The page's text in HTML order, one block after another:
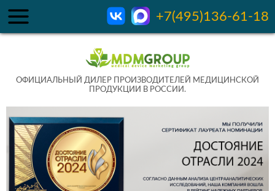
+7(495)136-61-18
ОФИЦИАЛЬНЫЙ ДИЛЕР ПРОИЗВОДИТЕЛЕЙ МЕДИЦИНСКОЙ
ПРОДУКЦИИ В РОССИИ.